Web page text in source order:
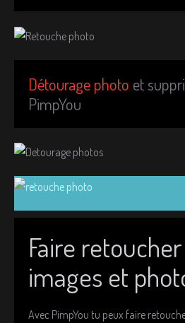
Détourage photo et
PimpYou
Faire
images et
Avec PimpYou tu peux faire